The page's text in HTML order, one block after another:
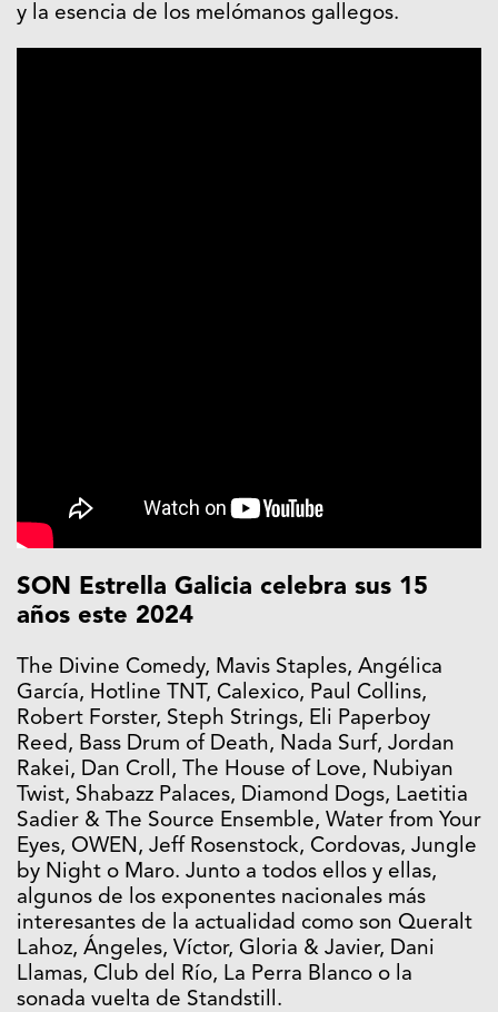
y la esencia de los melómanos gallegos.
SON Estrella Galicia celebra sus 15
años este 2024
The Divine Comedy, Mavis Staples, Angélica
García, Hotline TNT, Calexico, Paul Collins,
Robert Forster, Steph Strings, Eli Paperboy
Reed, Bass Drum of Death, Nada Surf, Jordan
Rakei, Dan Croll, The House of Love, Nubiyan
Twist, Shabazz Palaces, Diamond Dogs, Laetitia
Sadier & The Source Ensemble, Water from Your
Eyes, OWEN, Jeff Rosenstock, Cordovas, Jungle
by Night o Maro. Junto a todos ellos y ellas,
algunos de los exponentes nacionales más
interesantes de la actualidad como son Queralt
Lahoz, Ángeles, Víctor, Gloria & Javier, Dani
Llamas, Club del Río, La Perra Blanco o la
sonada vuelta de Standstill.